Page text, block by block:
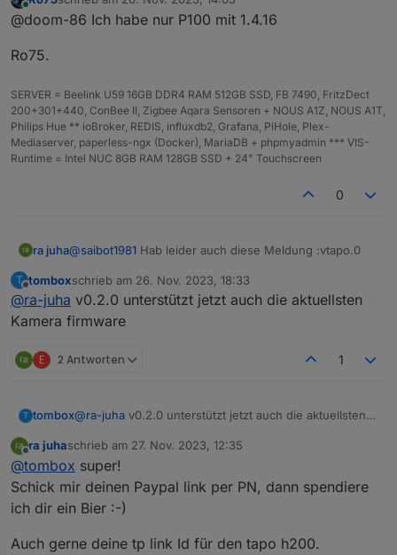
der fritzbox entfernt.
ist die aktuelle drauf, dort bekomme ich den Fehler
Online zuletzt editiert von
@doom-86 Ich habe nur P100 mit 1.4.16
Ro75.
SERVER = Beelink U59 16GB DDR4 RAM 512GB SSD, FB 7490, FritzDect
200+301+440, ConBee II, Zigbee Aqara Sensoren + NOUS A1Z, NOUS A1T,
Philips Hue ** ioBroker, REDIS, influxdb2, Grafana, PiHole, Plex-
Mediaserver, paperless-ngx (Docker), MariaDB + phpmyadmin *** VIS-
Runtime = Intel NUC 8GB RAM 128GB SSD + 24" Touchscreen
0
ra juha@saibot1981 Hab leider auch diese Meldung :vtapo.0
2023-11-22 21:28:16.315 error Error: Unable to find
token in response, probably your credentials are not
valid. Please make sure you set your TAPO Cloud
2FA auch jetzt aus. Trotzdem.
T
Offline
tomboxschrieb am 26. Nov. 2023, 18:33
zuletzt editiert von
@ra-juha v0.2.0 unterstützt jetzt auch die aktuellsten
Kamera firmware
E 2 Antworten 1
T tombox@ra-juha v0.2.0 unterstützt jetzt auch die aktuellsten
Offline
ra juhaschrieb am 27. Nov. 2023, 12:35
zuletzt editiert von
@tombox super!
Schick mir deinen Paypal link per PN, dann spendiere
ich dir ein Bier :-)
Auch gerne deine tp link Id für den tapo h200.